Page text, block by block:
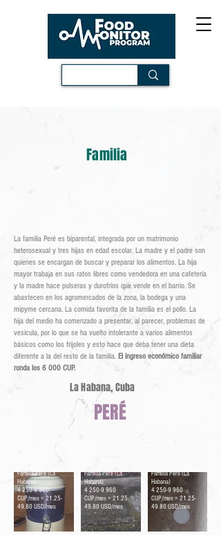
Familia
La familia Peré es biparental, integrada por un matrimonio
heterosexual y tres hijas en edad escolar. La madre y el padre son
quienes se encargan de buscar y preparar los alimentos. La hija
mayor trabaja en sus ratos libres como vendedora en una cafetería
y la madre hace pulseras y durofríos que vende en el barrio. Se
abastecen en los agromercados de la zona, la bodega y una
mipyme cercana. La comida favorita de la familia es el pollo. La
hija del medio ha comenzado a presentar, al parecer, problemas de
vesícula, por lo que se ha vuelto intolerante a varios alimentos
básicos como los frijoles y esto hace que deba tener una dieta
diferente a la del resto de la familia. El ingreso económico familiar
ronda los 6 000 CUP.
La Habana, Cuba
PERÉ
Familia Peré (La
Habana)
4 250-9 960
CUP/mes = 21.25-
49.80 USD/mes
Familia Peré (La
Habana)
4 250-9 960
CUP/mes = 21.25-
49.80 USD/mes
Familia Peré (La
Habana)
4 250-9 960
CUP/mes = 21.25-
49.80 USD/mes
Mascota
Fregadero
Microondas y horno